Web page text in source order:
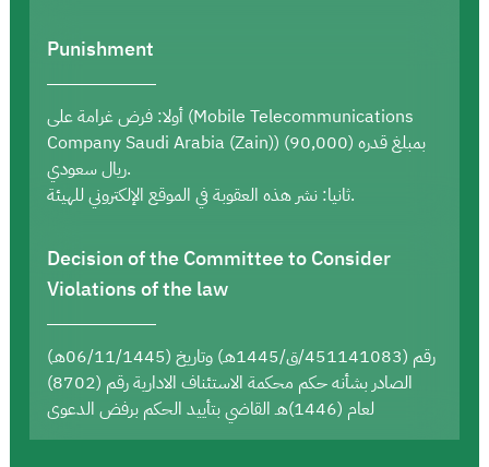
Punishment
أولا: فرض غرامة على (Mobile Telecommunications
Company Saudi Arabia (Zain)) بمبلغ قدره (90,000)
ريال سعودي.
ثانيا: نشر هذه العقوبة في الموقع الإلكتروني للهيئة.
Decision of the Committee to Consider
Violations of the law
رقم (451141083/ق/1445هـ) وتاريخ (06/11/1445هـ)
الصادر بشأنه حكم محكمة الاستئناف الادارية رقم (8702)
لعام (1446)هـ القاضي بتأييد الحكم برفض الدعوى